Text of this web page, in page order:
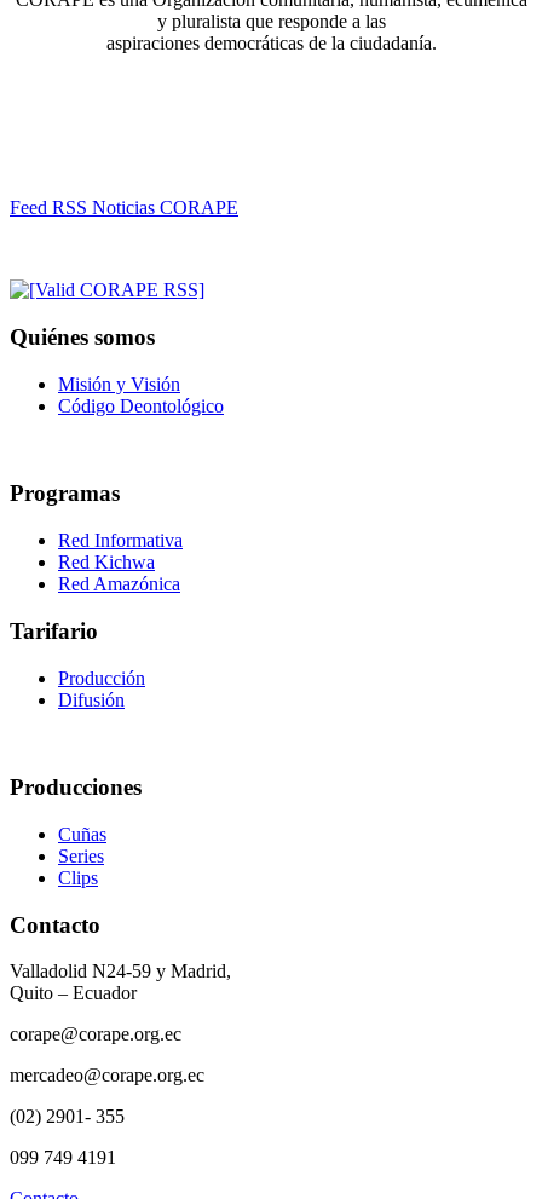
y pluralista que responde a las
aspiraciones democráticas de la ciudadanía.
Feed RSS Noticias CORAPE
Quiénes somos
Misión y Visión
Código Deontológico
Programas
Red Informativa
Red Kichwa
Red Amazónica
Tarifario
Producción
Difusión
Producciones
Cuñas
Series
Clips
Contacto
Valladolid N24-59 y Madrid,
Quito – Ecuador
corape@corape.org.ec
mercadeo@corape.org.ec
(02) 2901- 355
099 749 4191